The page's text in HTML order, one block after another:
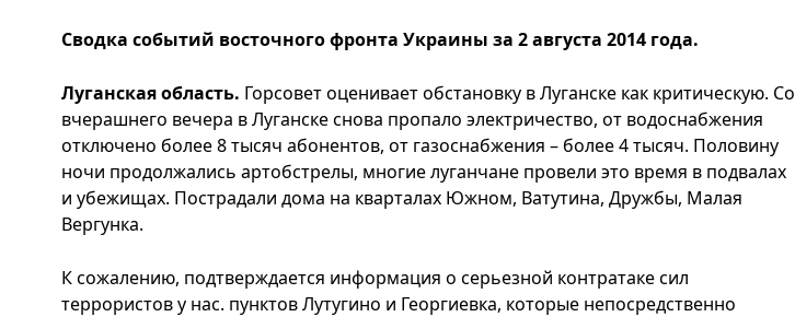
Сводка событий восточного фронта Украины за 2 августа 2014 года.
Луганская область. Горсовет оценивает обстановку в Луганске как критическую. Со
вчерашнего вечера в Луганске снова пропало электричество, от водоснабжения
отключено более 8 тысяч абонентов, от газоснабжения – более 4 тысяч. Половину
ночи продолжались артобстрелы, многие луганчане провели это время в подвалах
и убежищах. Пострадали дома на кварталах Южном, Ватутина, Дружбы, Малая
Вергунка.
К сожалению, подтверждается информация о серьезной контратаке сил
террористов у нас. пунктов Лутугино и Георгиевка, которые непосредственно